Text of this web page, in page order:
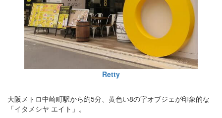
Retty
大阪メトロ中崎町駅から約5分、黄色い8の字オブジェが印象的な
「イタメシヤ エイト」。